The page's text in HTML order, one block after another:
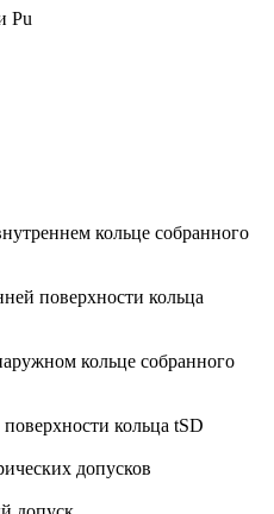
Pu
кольце собранного
поверхности кольца
кольце собранного
кольца tSD
допусков